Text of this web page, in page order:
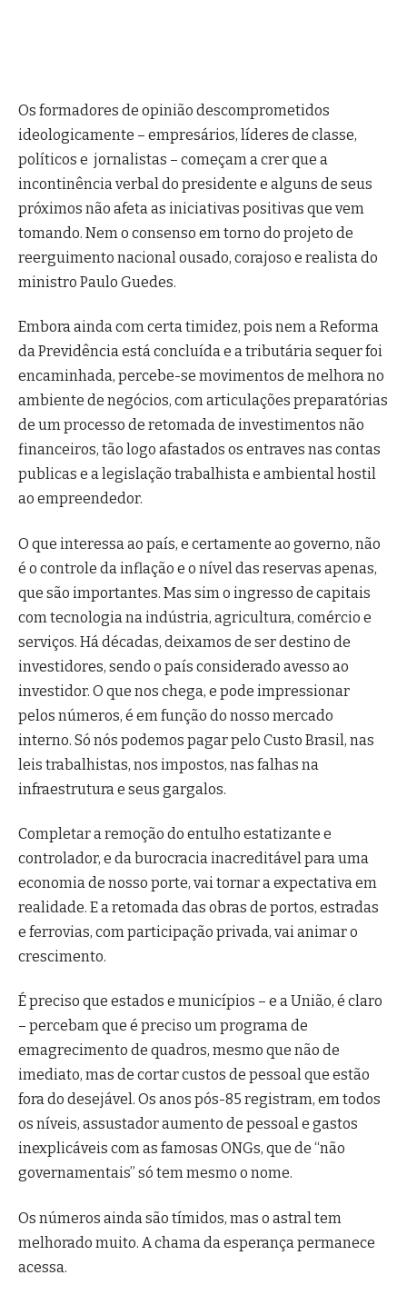
Os formadores de opinião descomprometidos
ideologicamente – empresários, líderes de classe,
políticos e jornalistas – começam a crer que a
incontinência verbal do presidente e alguns de seus
próximos não afeta as iniciativas positivas que vem
tomando. Nem o consenso em torno do projeto de
reerguimento nacional ousado, corajoso e realista do
ministro Paulo Guedes.
Embora ainda com certa timidez, pois nem a Reforma
da Previdência está concluída e a tributária sequer foi
encaminhada, percebe-se movimentos de melhora no
ambiente de negócios, com articulações preparatórias
de um processo de retomada de investimentos não
financeiros, tão logo afastados os entraves nas contas
publicas e a legislação trabalhista e ambiental hostil
ao empreendedor.
O que interessa ao país, e certamente ao governo, não
é o controle da inflação e o nível das reservas apenas,
que são importantes. Mas sim o ingresso de capitais
com tecnologia na indústria, agricultura, comércio e
serviços. Há décadas, deixamos de ser destino de
investidores, sendo o país considerado avesso ao
investidor. O que nos chega, e pode impressionar
pelos números, é em função do nosso mercado
interno. Só nós podemos pagar pelo Custo Brasil, nas
leis trabalhistas, nos impostos, nas falhas na
infraestrutura e seus gargalos.
Completar a remoção do entulho estatizante e
controlador, e da burocracia inacreditável para uma
economia de nosso porte, vai tornar a expectativa em
realidade. E a retomada das obras de portos, estradas
e ferrovias, com participação privada, vai animar o
crescimento.
É preciso que estados e municípios – e a União, é claro
– percebam que é preciso um programa de
emagrecimento de quadros, mesmo que não de
imediato, mas de cortar custos de pessoal que estão
fora do desejável. Os anos pós-85 registram, em todos
os níveis, assustador aumento de pessoal e gastos
inexplicáveis com as famosas ONGs, que de “não
governamentais” só tem mesmo o nome.
Os números ainda são tímidos, mas o astral tem
melhorado muito. A chama da esperança permanece
acessa.